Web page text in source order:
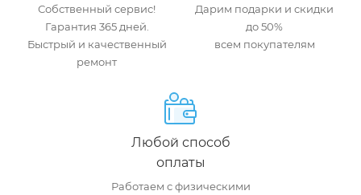
Собственный сервис!
Гарантия 365 дней.
Быстрый и качественный
ремонт
Дарим подарки и скидки
до 50%
всем покупателям
Любой способ
оплаты
Работаем с физическими